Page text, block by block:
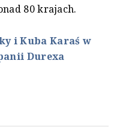
80 krajach.
i Kuba Karaś w
Durexa